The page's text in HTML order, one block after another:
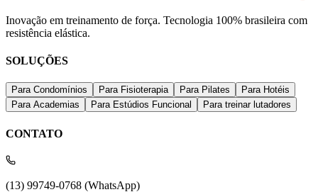
Inovação em treinamento de força. Tecnologia 100% brasileira com
resistência elástica.
SOLUÇÕES
Para Condomínios Para Fisioterapia Para Pilates
Para Hotéis
Para Academias
Para Estúdios Funcional Para treinar lutadores
CONTATO
(13) 99749-0768 (WhatsApp)